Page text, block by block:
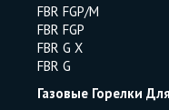
FBR FGP/M
FBR FGP
FBR G X
FBR G
Газовые Горелки